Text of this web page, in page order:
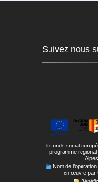
Suivez nous
le fonds social
programme
Nom de
en œuvre par